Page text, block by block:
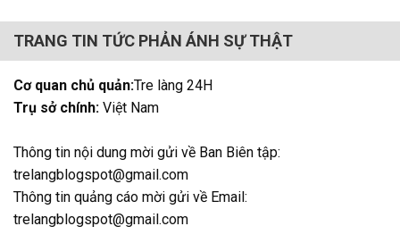
TRANG TIN TỨC PHẢN ÁNH SỰ THẬT
Cơ quan chủ quản:Tre làng 24H
Trụ sở chính: Việt Nam
Thông tin nội dung mời gửi về Ban Biên tập:
trelangblogspot@gmail.com
Thông tin quảng cáo mời gửi về Email:
trelangblogspot@gmail.com